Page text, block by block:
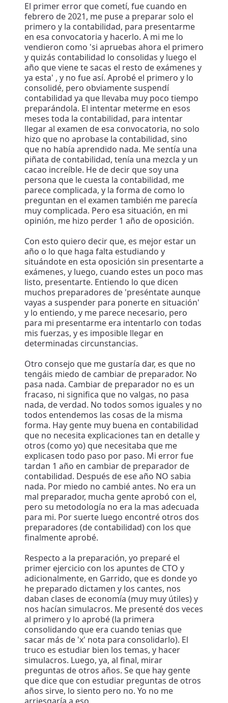
El primer error que cometí, fue cuando en
febrero de 2021, me puse a preparar solo el
primero y la contabilidad, para presentarme
en esa convocatoria y hacerlo. A mi me lo
vendieron como 'si apruebas ahora el primero
y quizás contabilidad lo consolidas y luego el
año que viene te sacas el resto de exámenes y
ya esta' , y no fue así. Aprobé el primero y lo
consolidé, pero obviamente suspendí
contabilidad ya que llevaba muy poco tiempo
preparándola. El intentar meterme en esos
meses toda la contabilidad, para intentar
llegar al examen de esa convocatoria, no solo
hizo que no aprobase la contabilidad, sino
que no había aprendido nada. Me sentía una
piñata de contabilidad, tenía una mezcla y un
cacao increíble. He de decir que soy una
persona que le cuesta la contabilidad, me
parece complicada, y la forma de como lo
preguntan en el examen también me parecía
muy complicada. Pero esa situación, en mi
opinión, me hizo perder 1 año de oposición.
Con esto quiero decir que, es mejor estar un
año o lo que haga falta estudiando y
situándote en esta oposición sin presentarte a
exámenes, y luego, cuando estes un poco mas
listo, presentarte. Entiendo lo que dicen
muchos preparadores de 'preséntate aunque
vayas a suspender para ponerte en situación'
y lo entiendo, y me parece necesario, pero
para mi presentarme era intentarlo con todas
mis fuerzas, y es imposible llegar en
determinadas circunstancias.
Otro consejo que me gustaría dar, es que no
tengáis miedo de cambiar de preparador. No
pasa nada. Cambiar de preparador no es un
fracaso, ni significa que no valgas, no pasa
nada, de verdad. No todos somos iguales y no
todos entendemos las cosas de la misma
forma. Hay gente muy buena en contabilidad
que no necesita explicaciones tan en detalle y
otros (como yo) que necesitaba que me
explicasen todo paso por paso. Mi error fue
tardan 1 año en cambiar de preparador de
contabilidad. Después de ese año NO sabia
nada. Por miedo no cambié antes. No era un
mal preparador, mucha gente aprobó con el,
pero su metodología no era la mas adecuada
para mi. Por suerte luego encontré otros dos
preparadores (de contabilidad) con los que
finalmente aprobé.
Respecto a la preparación, yo preparé el
primer ejercicio con los apuntes de CTO y
adicionalmente, en Garrido, que es donde yo
he preparado dictamen y los cantes, nos
daban clases de economía (muy muy útiles) y
nos hacían simulacros. Me presenté dos veces
al primero y lo aprobé (la primera
consolidando que era cuando tenias que
sacar más de 'x' nota para consolidarlo). El
truco es estudiar bien los temas, y hacer
simulacros. Luego, ya, al final, mirar
preguntas de otros años. Se que hay gente
que dice que con estudiar preguntas de otros
años sirve, lo siento pero no. Yo no me